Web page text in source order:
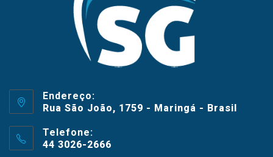
Endereço:
Rua São João, 1759 - Maringá - Brasil
Telefone:
44 3026-2666